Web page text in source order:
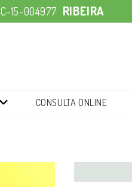
C-15-004977 RIBEIRA
CONSULTA ONLINE